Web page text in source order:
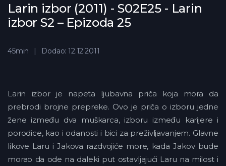
Larin izbor (2011) - S02E25 - Larin
izbor S2 – Epizoda 25
45min Dodao: 12.12.2011
Larin izbor je napeta ljubavna priča koja mora da
prebrodi brojne prepreke. Ovo je priča o izboru jedne
žene između dva muškarca, izboru između karijere i
porodice, kao i odanosti i bici za preživljavanjem. Glavne
likove Laru i Jakova razdvojiće more, kada Jakov bude
morao da ode na daleki put ostavljajući Laru na milost i